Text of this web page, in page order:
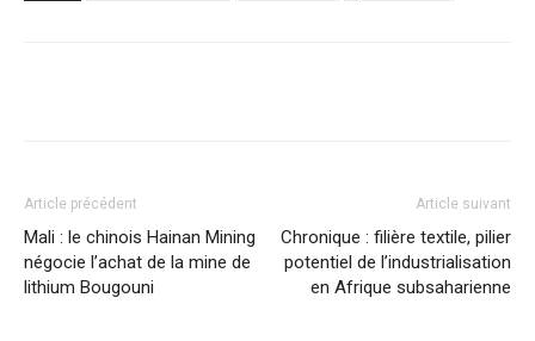
Article précédent
Mali : le chinois Hainan Mining
négocie l’achat de la mine de
lithium Bougouni
Article suivant
Chronique : filière textile, pilier
potentiel de l’industrialisation
en Afrique subsaharienne